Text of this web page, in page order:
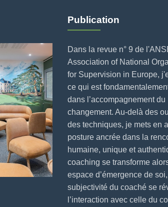
Publication
Dans la revue n° 9 de
Association of National
for Supervision in Europe,
ce qui est
dans l’accompagnement du
changement. Au-delà des
des techniques, je mets en
posture ancrée dans la
humaine, unique et
coaching se transforme
espace d’émergence de
subjectivité du coaché se
l’interaction avec celle du